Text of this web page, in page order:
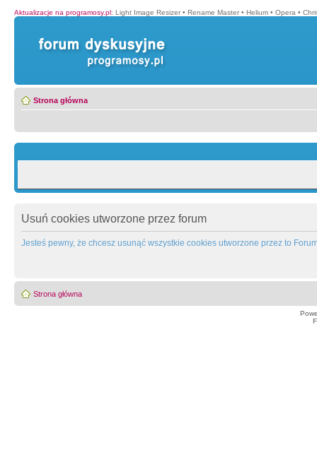
Aktualizacje na programosy.pl: Light Image Resizer • Rename Master • Helium • Opera •
Strona główna
Usuń cookies utworzone przez forum
Jesteś pewny, że chcesz usunąć wszystkie cookies utworzone przez to
Strona główna